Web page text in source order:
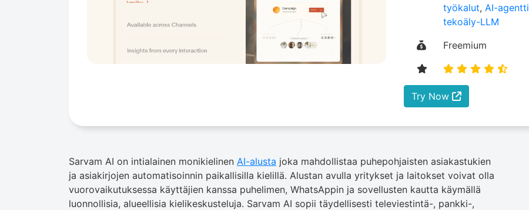
työkalut,AI-agentti
tekoäly-LLM
Freemium
Try Now
Sarvam AI on intialainen monikielinen AI-alusta joka mahdollistaa puhepohjaisten asiakastukien
ja asiakirjojen automatisoinnin paikallisilla kielillä. Alustan avulla yritykset ja laitokset voivat olla
vuorovaikutuksessa käyttäjien kanssa puhelimen, WhatsAppin ja sovellusten kautta käymällä
luonnollisia, alueellisia kielikeskusteluja. Sarvam AI sopii täydellisesti televiestintä-, pankki-,